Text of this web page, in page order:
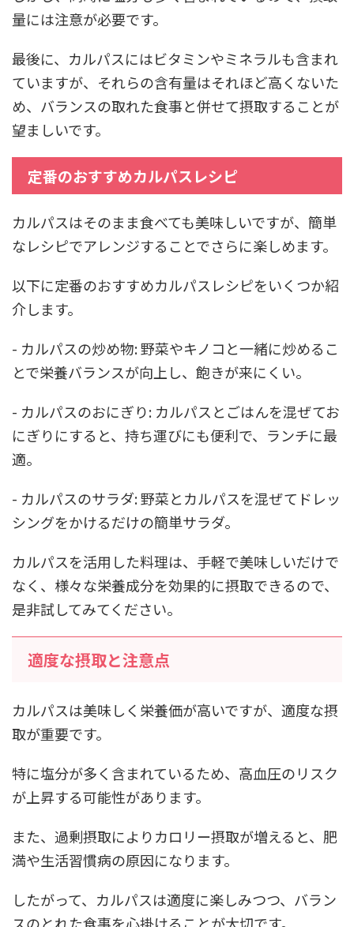
量には注意が必要です。
最後に、カルパスにはビタミンやミネラルも含まれ
ていますが、それらの含有量はそれほど高くないた
め、バランスの取れた食事と併せて摂取することが
望ましいです。
定番のおすすめカルパスレシピ
カルパスはそのまま食べても美味しいですが、簡単
なレシピでアレンジすることでさらに楽しめます。
以下に定番のおすすめカルパスレシピをいくつか紹
介します。
- カルパスの炒め物: 野菜やキノコと一緒に炒めるこ
とで栄養バランスが向上し、飽きが来にくい。
- カルパスのおにぎり: カルパスとごはんを混ぜてお
にぎりにすると、持ち運びにも便利で、ランチに最
適。
- カルパスのサラダ: 野菜とカルパスを混ぜてドレッ
シングをかけるだけの簡単サラダ。
カルパスを活用した料理は、手軽で美味しいだけで
なく、様々な栄養成分を効果的に摂取できるので、
是非試してみてください。
適度な摂取と注意点
カルパスは美味しく栄養価が高いですが、適度な摂
取が重要です。
特に塩分が多く含まれているため、高血圧のリスク
が上昇する可能性があります。
また、過剰摂取によりカロリー摂取が増えると、肥
満や生活習慣病の原因になります。
したがって、カルパスは適度に楽しみつつ、バラン